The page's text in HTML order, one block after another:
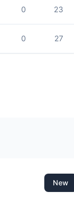
0 23
0 27
New